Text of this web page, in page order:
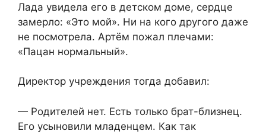
Лада увидела его в детском доме, сердце
замерло: «Это мой». Ни на кого другого даже
не посмотрела. Артём пожал плечами:
«Пацан нормальный».
Директор учреждения тогда добавил:
— Родителей нет. Есть только брат-близнец.
Его усыновили младенцем. Как так